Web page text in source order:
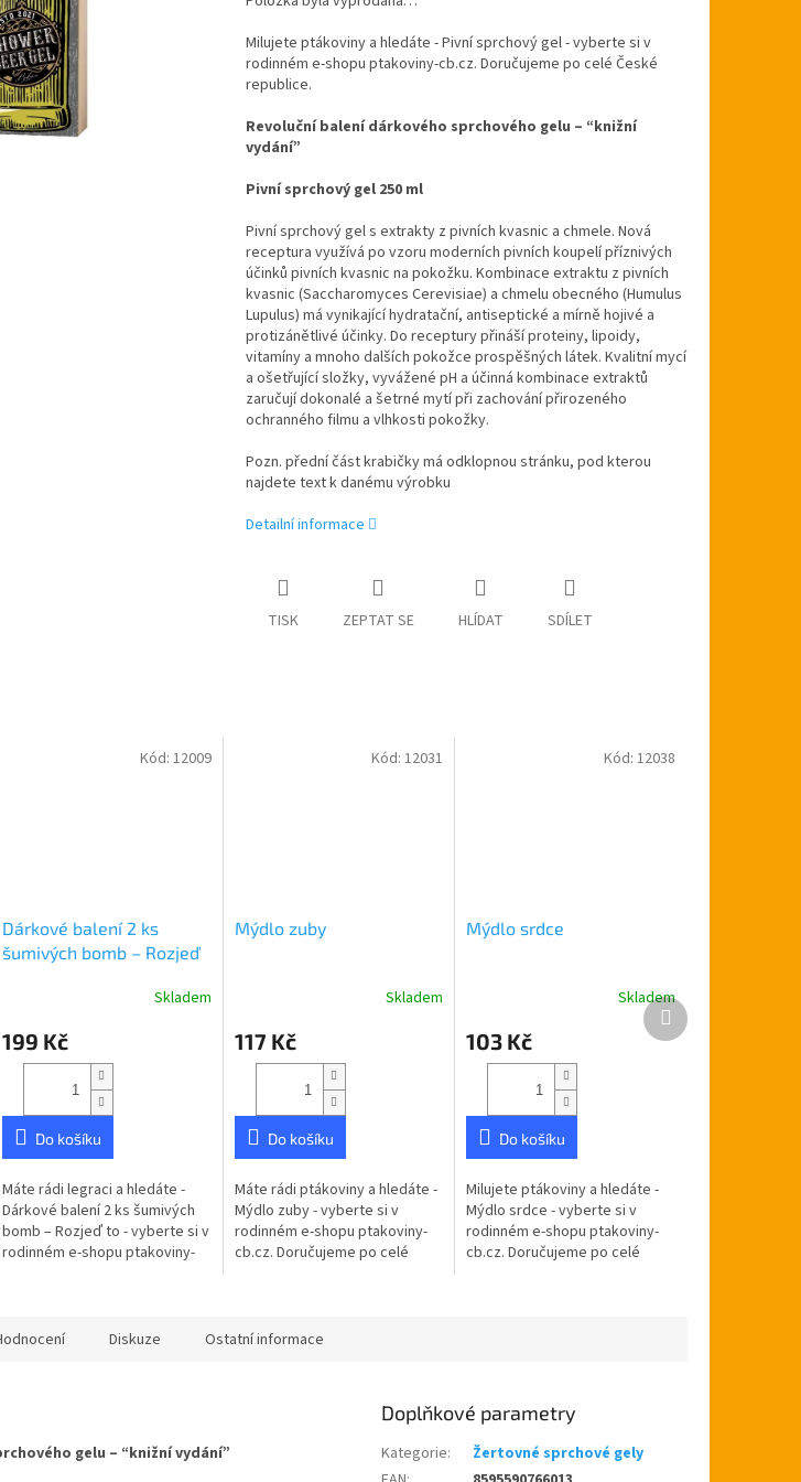
Milujete ptákoviny a hledáte - Pivní sprchový gel - vyberte si v
rodinném e-shopu ptakoviny-cb.cz. Doručujeme po celé České
republice.
Revoluční balení dárkového sprchového gelu – “knižní
vydání”
Pivní sprchový gel 250 ml
Pivní sprchový gel s extrakty z pivních kvasnic a chmele. Nová
receptura využívá po vzoru moderních pivních koupelí příznivých
účinků pivních kvasnic na pokožku. Kombinace extraktu z pivních
kvasnic (Saccharomyces Cerevisiae) a chmelu obecného (Humulus
Lupulus) má vynikající hydratační, antiseptické a mírně hojivé a
protizánětlivé účinky. Do receptury přináší proteiny, lipoidy,
vitamíny a mnoho dalších pokožce prospěšných látek. Kvalitní mycí
a ošetřující složky, vyvážené pH a účinná kombinace extraktů
zaručují dokonalé a šetrné mytí při zachování přirozeného
ochranného filmu a vlhkosti pokožky.
Pozn. přední část krabičky má odklopnou stránku, pod kterou
najdete text k danému výrobku
Detailní informace
TISK ZEPTAT SE HLÍDAT SDÍLET
Dárkové balení 2 ks
šumivých bomb – Rozjeď
produktu
hvězdiček.
Skladem
199 Kč
Do košíku
Máte rádi legraci a hledáte -
Dárkové balení 2 ks šumivých
bomb – Rozjeď to - vyberte si v
rodinném e-shopu ptakoviny-
Kód: 12009
Mýdlo zuby
produktu
hvězdiček.
Skladem
117 Kč
Do košíku
Máte rádi ptákoviny a hledáte -
Mýdlo zuby - vyberte si v
rodinném e-shopu ptakoviny-
cb.cz. Doručujeme po celé
Kód:12031
Mýdlo srdce
Skladem
103 Kč
Do košíku
Milujete ptákoviny a hledáte -
Mýdlo srdce - vyberte si v
rodinném e-shopu ptakoviny-
cb.cz. Doručujeme po celé
Kód: 12038
Další
produkt
Diskuze Ostatní informace
gelu – “knižní vydání”
Doplňkové parametry
Kategorie:
Žertovné sprchové gely